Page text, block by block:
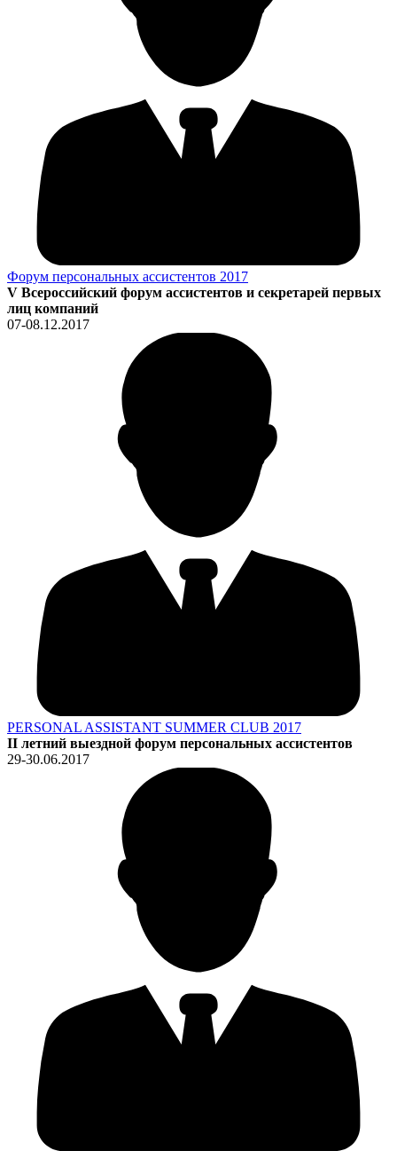
Форум персональных ассистентов 2017
V Всероссийский форум ассистентов и секретарей первых
лиц компаний
07-08.12.2017
PERSONAL ASSISTANT SUMMER CLUB 2017
II летний выездной форум персональных ассистентов
29-30.06.2017